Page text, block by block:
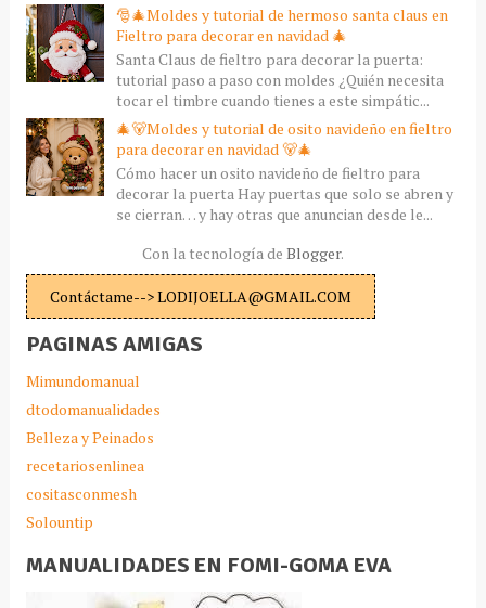
🎅🎄Moldes y tutorial de hermoso santa claus en
Fieltro para decorar en navidad 🎄
Santa Claus de fieltro para decorar la puerta:
tutorial paso a paso con moldes ¿Quién necesita
tocar el timbre cuando tienes a este simpátic...
🎄🐻Moldes y tutorial de osito navideño en fieltro
para decorar en navidad 🐻🎄
Cómo hacer un osito navideño de fieltro para
decorar la puerta Hay puertas que solo se abren y
se cierran… y hay otras que anuncian desde le...
Con la tecnología de Blogger.
Contáctame--> LODIJOELLA@GMAIL.COM
PAGINAS AMIGAS
Mimundomanual
dtodomanualidades
Belleza y Peinados
recetariosenlinea
cositasconmesh
Solountip
MANUALIDADES EN FOMI-GOMA EVA